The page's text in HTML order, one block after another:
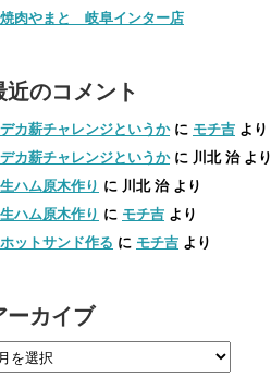
焼肉やまと 岐阜インター店
近のコメント
デカ薪チャレンジというかに モチ吉 より
デカ薪チャレンジというかに 川北 治より
生ハム原木作り に 川北 治より
生ハム原木作り に モチ吉 より
ホットサンド作る に モチ吉 より
ーカイブ